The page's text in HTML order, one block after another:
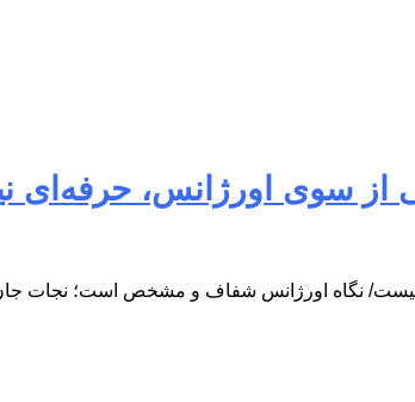
از سوی اورژانس،
نگاه اورژانس شفاف و مشخص است؛ نجات